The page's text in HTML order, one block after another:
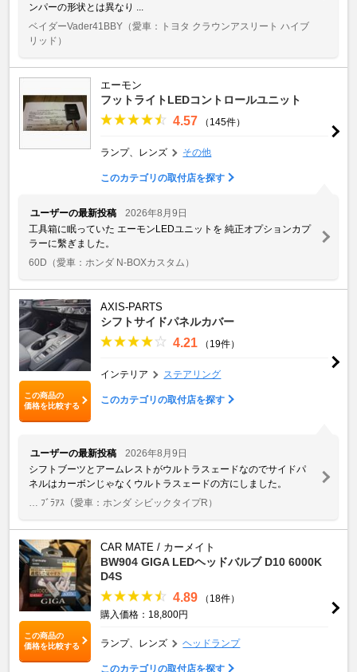
ンパーの形状とは異なり ...
ベイダーVader41BBY （愛車：トヨタ クラウンアスリート ハイブ
リッド）
エーモン
フットライトLEDコントロールユニット
4.57 （145件）
ランプ、レンズ その他
このカテゴリの取付店を探す
ユーザーの最新投稿
2026年8月9日
工具箱に眠っていた エーモンLEDユニットを 純正オプションカプ
ラーに繫ぎました。
60D （愛車：ホンダ N-BOXカスタム）
この商品の
価格を比較する
AXIS-PARTS
シフトサイドパネルカバー
4.21 （19件）
インテリア ステアリング
このカテゴリの取付店を探す
ユーザーの最新投稿
2026年8月9日
シフトブーツとアームレストがウルトラスェードなのでサイドパ
ネルはカーボンじゃなくウルトラスェードの方にしました。
… ﾌﾞﾗｱｽ （愛車：ホンダ シビックタイプR）
この商品の
価格を比較する
CAR MATE / カーメイト
BW904 GIGA LEDヘッドバルブ D10 6000K
D4S
4.89
（18件）
購入価格：18,800円
ランプ、レンズ ヘッドランプ
このカテゴリの取付店を探す